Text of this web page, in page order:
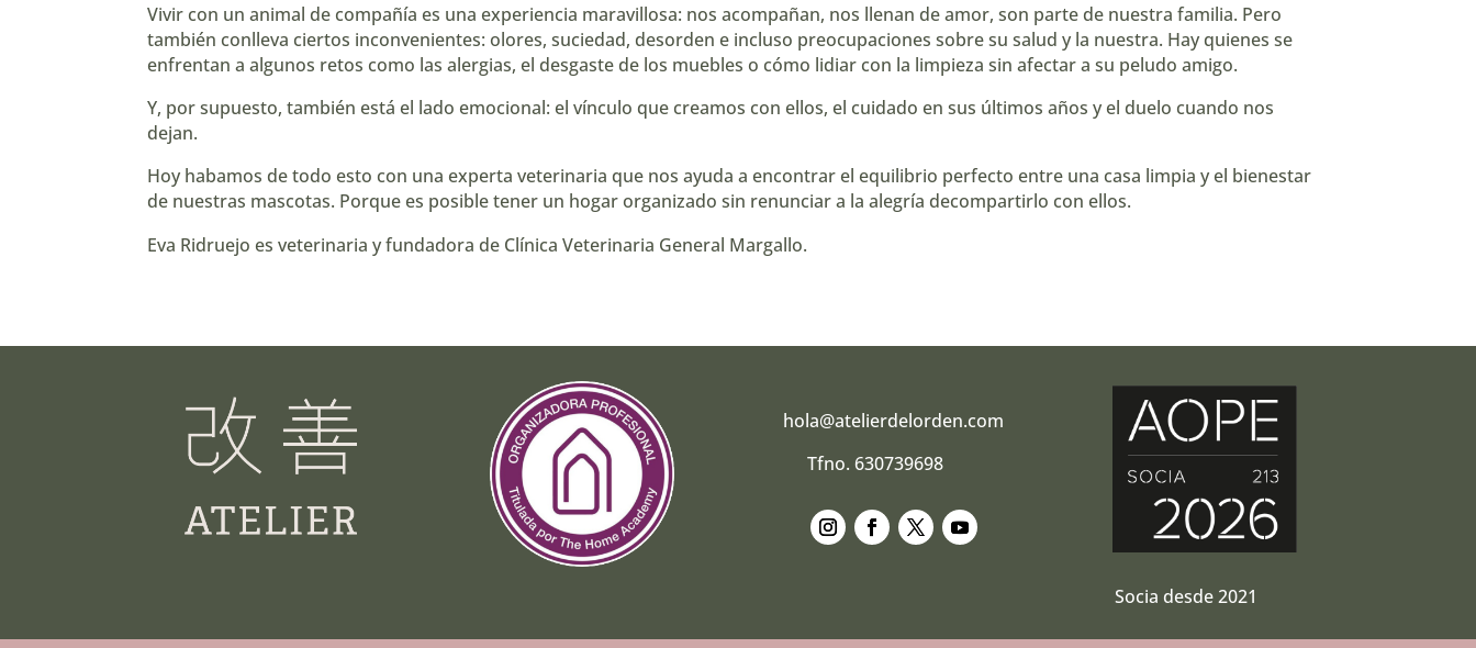
Vivir con un animal de compañía es una experiencia maravillosa: nos acompañan, nos llenan de amor, son parte de nuestra familia. Pero
también conlleva ciertos inconvenientes: olores, suciedad, desorden e incluso preocupaciones sobre su salud y la nuestra. Hay quienes se
enfrentan a algunos retos como las alergias, el desgaste de los muebles o cómo lidiar con la limpieza sin afectar a su peludo amigo.
Y, por supuesto, también está el lado emocional: el vínculo que creamos con ellos, el cuidado en sus últimos años y el duelo cuando nos
dejan.
Hoy habamos de todo esto con una experta veterinaria que nos ayuda a encontrar el equilibrio perfecto entre una casa limpia y el bienestar
de nuestras mascotas. Porque es posible tener un hogar organizado sin renunciar a la alegría decompartirlo con ellos.
Eva Ridruejo es veterinaria y fundadora de ⁠Clínica Veterinaria General Margallo⁠.
hola@atelierdelorden.com
Tfno. 630739698
Socia desde 2021